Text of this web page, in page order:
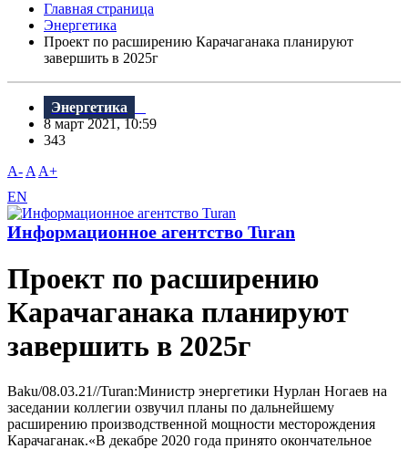
Главная страница
Энергетика
Проект по расширению Карачаганака планируют
завершить в 2025г
Энергетика
8 март 2021, 10:59
343
A- A A+
EN
Информационное агентство Turan
Проект по расширению
Карачаганака планируют
завершить в 2025г
Baku/08.03.21//Turan:Министр энергетики Нурлан Ногаев на
заседании коллегии озвучил планы по дальнейшему
расширению производственной мощности месторождения
Карачаганак.«В декабре 2020 года принято окончательное